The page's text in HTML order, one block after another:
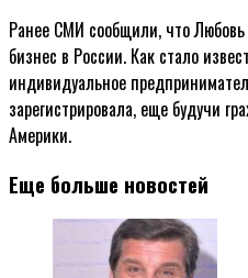
Ранее СМИ сообщили, что
бизнес в России. Как стало
индивидуальное
зарегистрировала, еще будучи
Америки.
Еще больше новостей